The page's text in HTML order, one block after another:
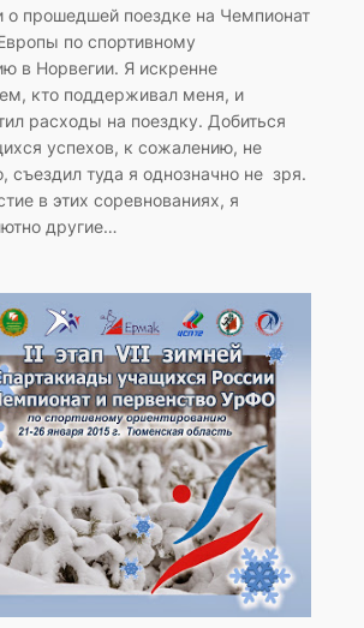
о прошедшей поездке на Чемпионат
по спортивному
в Норвегии. Я искренне
кто поддерживал меня, и
расходы на поездку. Добиться
успехов, к сожалению, не
съездил туда я однозначно не зря.
в этих соревнованиях, я
другие…